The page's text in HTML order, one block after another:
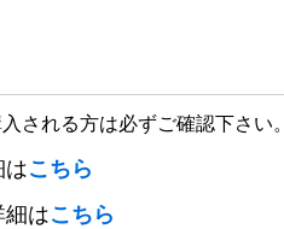
される方は必ずご確認下さい。
はこちら
細はこちら